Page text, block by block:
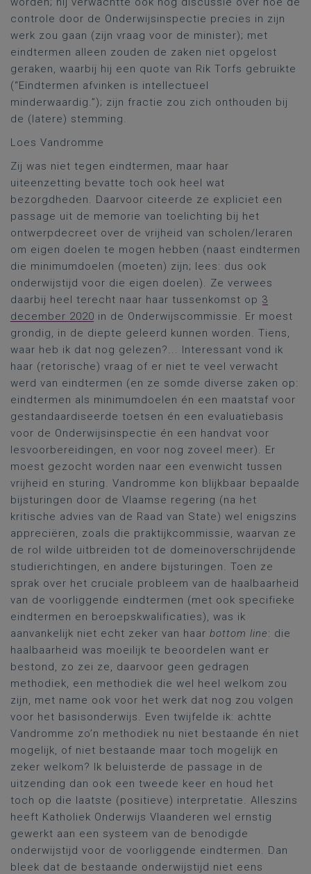
controle door de Onderwijsinspectie precies in zijn
werk zou gaan (zijn vraag voor de minister); met
eindtermen alleen zouden de zaken niet opgelost
geraken, waarbij hij een quote van Rik Torfs gebruikte
(“Eindtermen afvinken is intellectueel
minderwaardig.”); zijn fractie zou zich onthouden bij
de (latere) stemming.
Loes Vandromme
Zij was niet tegen eindtermen, maar haar
uiteenzetting bevatte toch ook heel wat
bezorgdheden. Daarvoor citeerde ze expliciet een
passage uit de memorie van toelichting bij het
ontwerpdecreet over de vrijheid van scholen/leraren
om eigen doelen te mogen hebben (naast eindtermen
die minimumdoelen (moeten) zijn; lees: dus ook
onderwijstijd voor die eigen doelen). Ze verwees
daarbij heel terecht naar haar tussenkomst op 3
december 2020 in de Onderwijscommissie. Er moest
grondig, in de diepte geleerd kunnen worden. Tiens,
waar heb ik dat nog gelezen?... Interessant vond ik
haar (retorische) vraag of er niet te veel verwacht
werd van eindtermen (en ze somde diverse zaken op:
eindtermen als minimumdoelen én een maatstaf voor
gestandaardiseerde toetsen én een evaluatiebasis
voor de Onderwijsinspectie én een handvat voor
lesvoorbereidingen, en voor nog zoveel meer). Er
moest gezocht worden naar een evenwicht tussen
vrijheid en sturing. Vandromme kon blijkbaar bepaalde
bijsturingen door de Vlaamse regering (na het
kritische advies van de Raad van State) wel enigszins
appreciëren, zoals die praktijkcommissie, waarvan ze
de rol wilde uitbreiden tot de domeinoverschrijdende
studierichtingen, en andere bijsturingen. Toen ze
sprak over het cruciale probleem van de haalbaarheid
van de voorliggende eindtermen (met ook specifieke
eindtermen en beroepskwalificaties), was ik
aanvankelijk niet echt zeker van haar bottom line: die
haalbaarheid was moeilijk te beoordelen want er
bestond, zo zei ze, daarvoor geen gedragen
methodiek, een methodiek die wel heel welkom zou
zijn, met name ook voor het werk dat nog zou volgen
voor het basisonderwijs. Even twijfelde ik: achtte
Vandromme zo’n methodiek nu niet bestaande én niet
mogelijk, of niet bestaande maar toch mogelijk en
zeker welkom? Ik beluisterde de passage in de
uitzending dan ook een tweede keer en houd het
toch op die laatste (positieve) interpretatie. Alleszins
heeft Katholiek Onderwijs Vlaanderen wel ernstig
gewerkt aan een systeem van de benodigde
onderwijstijd voor de voorliggende eindtermen. Dan
bleek dat de bestaande onderwijstijd niet eens